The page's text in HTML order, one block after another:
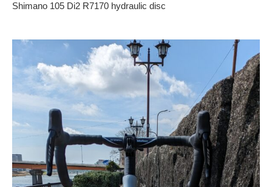
Shimano 105 Di2 R7170 hydraulic disc